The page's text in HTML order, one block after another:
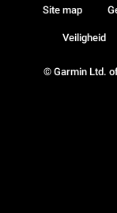
© Garmin Ltd.
Site map
Veiligheid